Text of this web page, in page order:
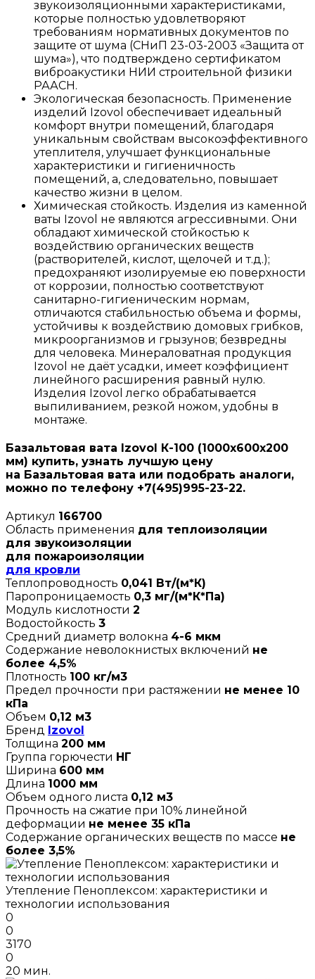
звукоизоляционными характеристиками,
которые полностью удовлетворяют
требованиям нормативных документов по
защите от шума (СНиП 23-03-2003 «Защита от
шума»), что подтверждено сертификатом
виброакустики НИИ строительной физики
РААСН.
Экологическая безопасность. Применение
изделий Izovol обеспечивает идеальный
комфорт внутри помещений, благодаря
уникальным свойствам высокоэффективного
утеплителя, улучшает функциональные
характеристики и гигиеничность
помещений, а, следовательно, повышает
качество жизни в целом.
Химическая стойкость. Изделия из каменной
ваты Izovol не являются агрессивными. Они
обладают химической стойкостью к
воздействию органических веществ
(растворителей, кислот, щелочей и т.д.);
предохраняют изолируемые ею поверхности
от коррозии, полностью соответствуют
санитарно-гигиеническим нормам,
отличаются стабильностью объема и формы,
устойчивы к воздействию домовых грибков,
микроорганизмов и грызунов; безвредны
для человека. Минераловатная продукция
Izovol не даёт усадки, имеет коэффициент
линейного расширения равный нулю.
Изделия Izovol легко обрабатывается
выпиливанием, резкой ножом, удобны в
монтаже.
Базальтовая вата Izovol К-100 (1000х600х200
мм) купить, узнать лучшую цену
на Базальтовая вата или подобрать аналоги,
можно по телефону +7(495)995-23-22.
Артикул 166700
Область применения для теплоизоляции
для звукоизоляции
для пожароизоляции
для кровли
Теплопроводность 0,041 Вт/(м*К)
Паропроницаемость 0,3 мг/(м*К*Па)
Модуль кислотности 2
Водостойкость 3
Средний диаметр волокна 4-6 мкм
Содержание неволокнистых включений не
более 4,5%
Плотность 100 кг/м3
Предел прочности при растяжении не менее 10
кПа
Объем 0,12 м3
Бренд Izovol
Толщина 200 мм
Группа горючести НГ
Ширина 600 мм
Длина 1000 мм
Объем одного листа 0,12 м3
Прочность на сжатие при 10% линейной
деформации не менее 35 кПа
Содержание органических веществ по массе не
более 3,5%
Утепление Пеноплексом: характеристики и
технологии использования
0
0
3170
0
20 мин.